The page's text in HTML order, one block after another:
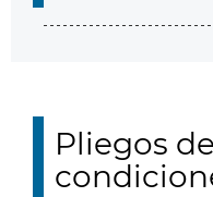
Pliegos de